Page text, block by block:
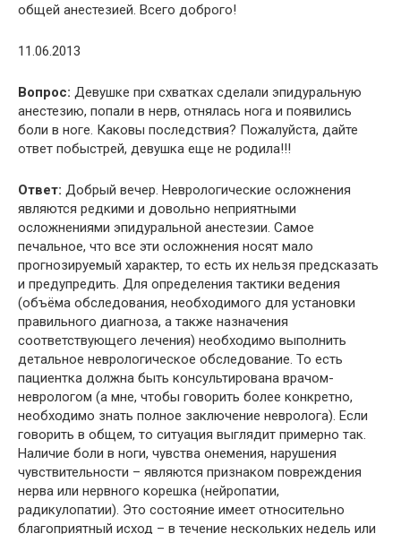
общей анестезией. Всего доброго!
11.06.2013
Вопрос: Девушке при схватках сделали эпидуральную
анестезию, попали в нерв, отнялась нога и появились
боли в ноге. Каковы последствия? Пожалуйста, дайте
ответ побыстрей, девушка еще не родила!!!
Ответ: Добрый вечер. Неврологические осложнения
являются редкими и довольно неприятными
осложнениями эпидуральной анестезии. Самое
печальное, что все эти осложнения носят мало
прогнозируемый характер, то есть их нельзя предсказать
и предупредить. Для определения тактики ведения
(объёма обследования, необходимого для установки
правильного диагноза, а также назначения
соответствующего лечения) необходимо выполнить
детальное неврологическое обследование. То есть
пациентка должна быть консультирована врачом-
неврологом (а мне, чтобы говорить более конкретно,
необходимо знать полное заключение невролога). Если
говорить в общем, то ситуация выглядит примерно так.
Наличие боли в ноги, чувства онемения, нарушения
чувствительности – являются признаком повреждения
нерва или нервного корешка (нейропатии,
радикулопатии). Это состояние имеет относительно
благоприятный исход – в течение нескольких недель или